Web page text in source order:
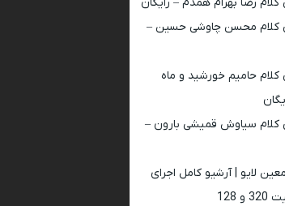
کلام محسن چاوشی حسین –
کلام حامیم خورشید و ماه
کلام سیاوش قمیشی بارون –
لایو | آرشیو کامل اجرای